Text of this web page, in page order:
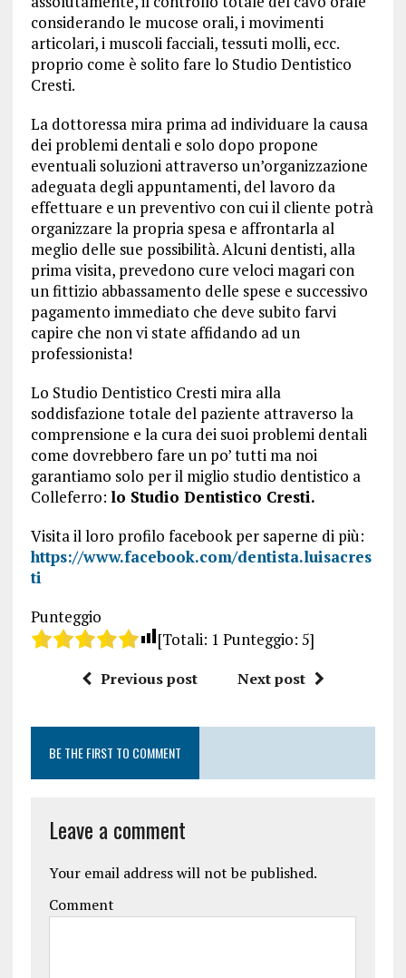
considerando le mucose orali, i movimenti
articolari, i muscoli facciali, tessuti molli, ecc.
proprio come è solito fare lo Studio Dentistico
Cresti.
La dottoressa mira prima ad individuare la causa
dei problemi dentali e solo dopo propone
eventuali soluzioni attraverso un’organizzazione
adeguata degli appuntamenti, del lavoro da
effettuare e un preventivo con cui il cliente potrà
organizzare la propria spesa e affrontarla al
meglio delle sue possibilità. Alcuni dentisti, alla
prima visita, prevedono cure veloci magari con
un fittizio abbassamento delle spese e successivo
pagamento immediato che deve subito farvi
capire che non vi state affidando ad un
professionista!
Lo Studio Dentistico Cresti mira alla
soddisfazione totale del paziente attraverso la
comprensione e la cura dei suoi problemi dentali
come dovrebbero fare un po’ tutti ma noi
garantiamo solo per il miglio studio dentistico a
Colleferro: lo Studio Dentistico Cresti.
Visita il loro profilo facebook per saperne di più:
https://www.facebook.com/dentista.luisacres
ti
Punteggio
[Totali: 1 Punteggio: 5]
Previous post Next post
BE THE FIRST TO COMMENT
Leave a comment
Your email address will not be published.
Comment